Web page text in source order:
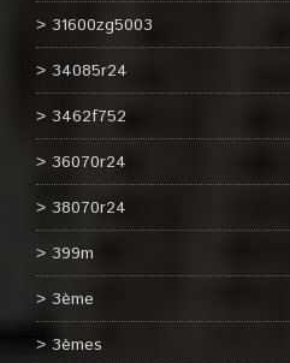
31600zg5003
34085r24
3462f752
36070r24
38070r24
399m
3ème
3èmes